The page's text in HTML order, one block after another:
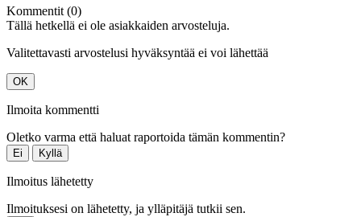
Kommentit (0)
Tällä hetkellä ei ole asiakkaiden arvosteluja.
Valitettavasti arvostelusi hyväksyntää ei voi lähettää
OK
Ilmoita kommentti
Oletko varma että haluat raportoida tämän kommentin?
Ei Kyllä
Ilmoitus lähetetty
Ilmoituksesi on lähetetty, ja ylläpitäjä tutkii sen.